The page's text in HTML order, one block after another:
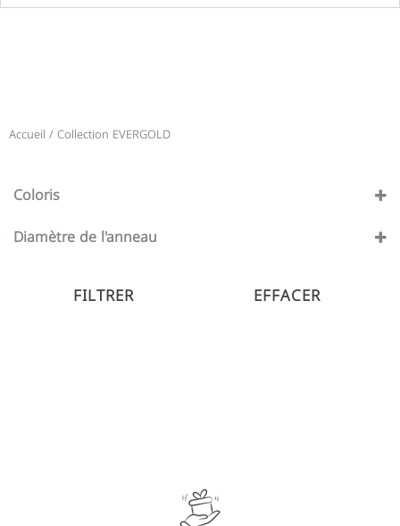
Accueil / Collection EVERGOLD
Coloris
Or
Diamètre de l'anneau
(3)
FILTRER EFFACER